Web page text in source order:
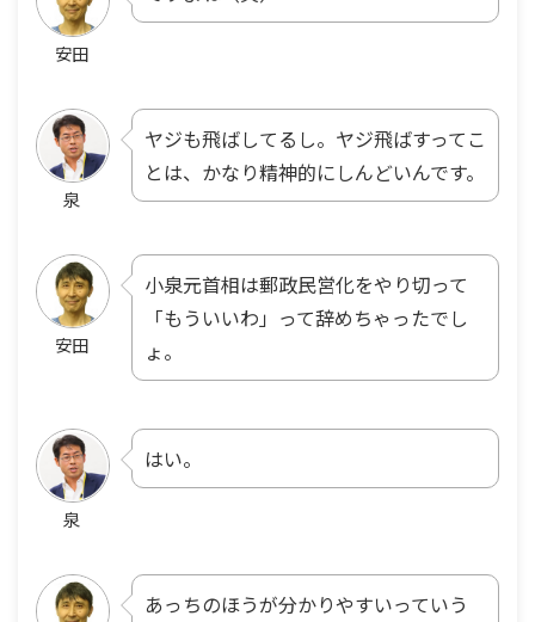
安田
泉
ヤジも飛ばしてるし。ヤジ飛ばすってこ
とは、かなり精神的にしんどいんです。
安田
小泉元首相は郵政民営化をやり切って
「もういいわ」って辞めちゃったでし
ょ。
泉
はい。
あっちのほうが分かりやすいっていう